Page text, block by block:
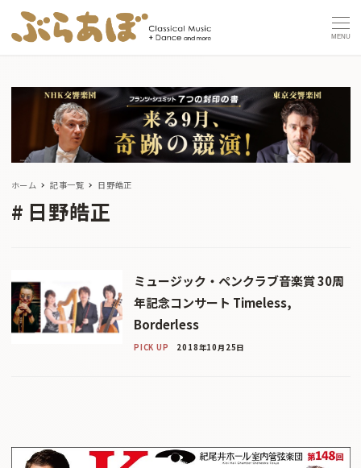
MENU
ホーム 記事一覧 日野皓正
日野皓正
ミュージック・ペンクラブ音楽賞 30周
年記念コンサート Timeless,
Borderless
PICK UP 2018年10月25日